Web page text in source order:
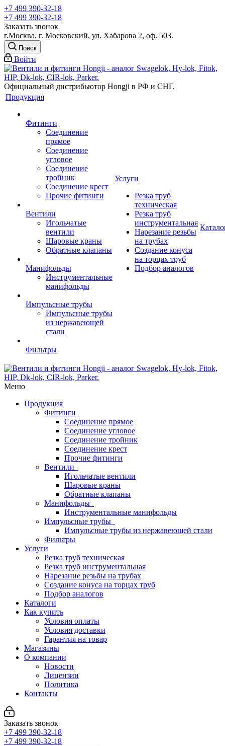
+7 499 390-32-18
+7 499 390-32-18
Заказать звонок
г.Москва, г. Московский, ул. Хабарова 2, оф. 503.
Поиск
Войти
Официальный дистрибьютор Hongji в РФ и СНГ.
Продукция
Фитинги
Соединение
прямое
Соединение
угловое
Соединение
тройник
Соединение крест
Прочие фитинги
Вентили
Игольчатые
вентили
Шаровые краны
Обратные клапаны
Манифольды
Инструментальные
манифольды
Импульсные трубы
Импульсные трубы
из нержавеющей
стали
Фильтры
Услуги
Резка труб
техническая
Резка труб
инструментальная
Нарезание резьбы
на трубах
Создание конуса
на торцах труб
Подбор аналогов
Меню
Продукция
Фитинги
Соединение прямое
Соединение угловое
Соединение тройник
Соединение крест
Прочие фитинги
Вентили
Игольчатые вентили
Шаровые краны
Обратные клапаны
Манифольды
Инструментальные манифольды
Импульсные трубы
Импульсные трубы из нержавеющей стали
Фильтры
Услуги
Резка труб техническая
Резка труб инструментальная
Нарезание резьбы на трубах
Создание конуса на торцах труб
Подбор аналогов
Каталоги
Как купить
Условия оплаты
Условия доставки
Гарантия на товар
Магазины
О компании
Новости
Лицензии
Политика
Контакты
Заказать звонок
+7 499 390-32-18
+7 499 390-32-18